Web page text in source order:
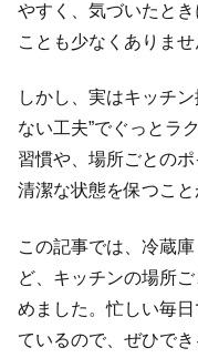
やすく、気づいたと
ことも少なくありませ
しかし、実はキッチ
ない工夫”でぐっとラ
習慣や、場所ごとの
清潔な状態を保つこと
この記事では、冷蔵
ど、キッチンの場所
めました。忙しい毎
ているので、ぜひで